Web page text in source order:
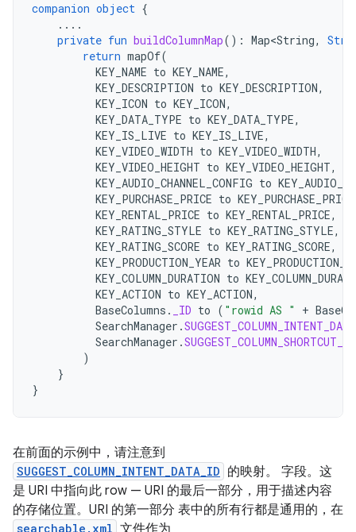
companion object {
....
private fun buildColumnMap(): Map<String,
return mapOf(
KEY_NAME to KEY_NAME,
KEY_DESCRIPTION to KEY_DESCRIPTION,
KEY_ICON to KEY_ICON,
KEY_DATA_TYPE to KEY_DATA_TYPE,
KEY_IS_LIVE to KEY_IS_LIVE,
KEY_VIDEO_WIDTH to KEY_VIDEO_WIDTH,
KEY_VIDEO_HEIGHT to KEY_VIDEO_HEIGHT,
KEY_AUDIO_CHANNEL_CONFIG to
KEY_PURCHASE_PRICE to KEY_PURCHASE_PRICE
KEY_RENTAL_PRICE to KEY_RENTAL_PRICE,
KEY_RATING_STYLE to KEY_RATING_STYLE,
KEY_RATING_SCORE to KEY_RATING_SCORE,
KEY_PRODUCTION_YEAR to
KEY_COLUMN_DURATION to
KEY_ACTION to KEY_ACTION,
BaseColumns . _ID to ( "rowid AS " +
SearchManager .
SearchManager .SUGGEST_COLUMN_SHORTCUT_ID
)
}
}
在前面的示例中，请注意到
SUGGEST_COLUMN_INTENT_DATA_ID 的映射。 字段。这
是 URI 中指向此 row — URI 的最后一部分，用于描述内容
的存储位置。URI 的第一部分 表中的所有行都是通用的，在
searchable.xml 文件作为